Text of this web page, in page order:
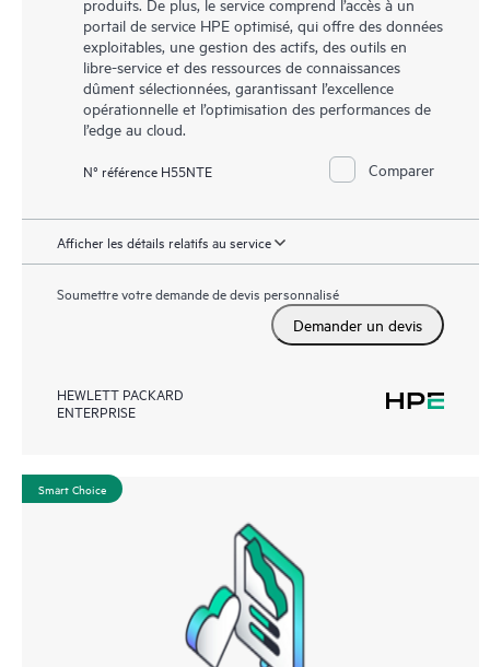
produits. De plus, le service comprend l’accès à un
portail de service HPE optimisé, qui offre des données
exploitables, une gestion des actifs, des outils en
libre-service et des ressources de connaissances
dûment sélectionnées, garantissant l’excellence
opérationnelle et l’optimisation des performances de
l’edge au cloud.
N° référence H55NTE Comparer
Afficher les détails relatifs au service
Soumettre votre demande de devis personnalisé
Demander un devis
HEWLETT PACKARD
ENTERPRISE
Smart Choice